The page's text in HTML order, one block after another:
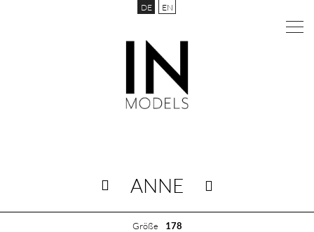
DE EN
ANNE
Größe
178